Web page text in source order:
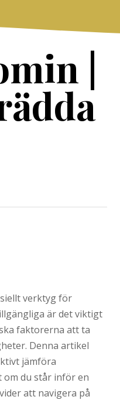
|
verktyg för
är det viktigt
faktorerna att ta
Denna artikel
jämföra
om du står inför en
att navigera på